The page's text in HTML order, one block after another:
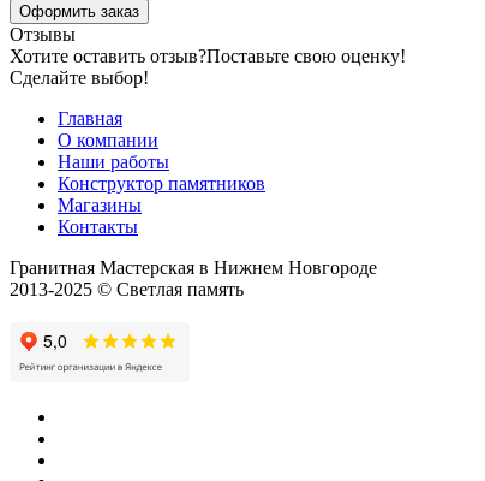
Оформить заказ
Отзывы
Хотите оставить отзыв?Поставьте свою оценку!
Сделайте выбор!
Главная
О компании
Наши работы
Конструктор памятников
Магазины
Контакты
Гранитная Мастерская в Нижнем Новгороде
2013-2025 © Светлая память